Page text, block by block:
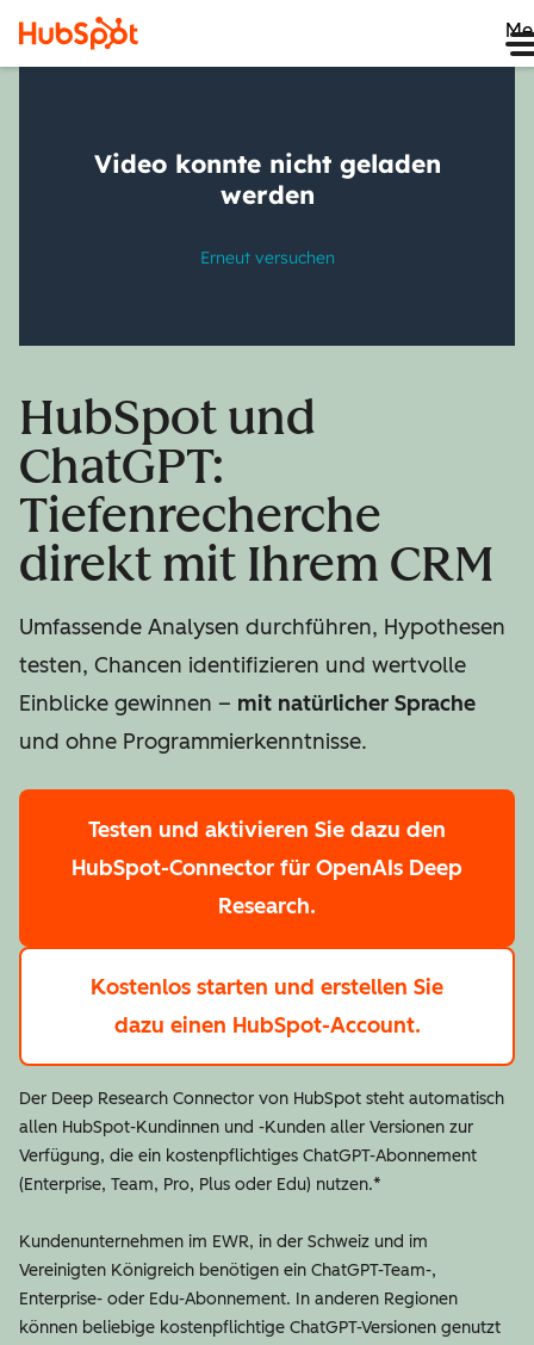
HubSpot und
ChatGPT:
Tiefenrecherche
direkt mit Ihrem CRM
Umfassende Analysen durchführen, Hypothesen
testen, Chancen identifizieren und wertvolle
Einblicke gewinnen – mit natürlicher Sprache
und ohne Programmierkenntnisse.
Testen und aktivieren Sie dazu den
HubSpot-Connector für OpenAIs Deep
Research.
Kostenlos starten und erstellen Sie
dazu einen HubSpot-Account.
Der Deep Research Connector von HubSpot steht automatisch
allen HubSpot-Kundinnen und -Kunden aller Versionen zur
Verfügung, die ein kostenpflichtiges ChatGPT-Abonnement
(Enterprise, Team, Pro, Plus oder Edu) nutzen.*
Kundenunternehmen im EWR, in der Schweiz und im
Vereinigten Königreich benötigen ein ChatGPT-Team-,
Enterprise- oder Edu-Abonnement. In anderen Regionen
können beliebige kostenpflichtige ChatGPT-Versionen genutzt